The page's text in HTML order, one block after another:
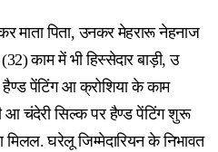
माता पिता, उनकर मेहरारू नेहनाज
काम में भी हिस्सेदार बाड़ी, उ
पेंटिंग आ क्रोशिया के काम
आ चंदेरी सिल्क पर हैण्ड पेंटिंग शुरू
घरेलू जिम्मेदारियन के निभावत